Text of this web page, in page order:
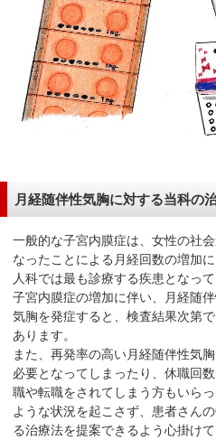
月経随伴性気胸に対する当科の
一般的な子宮内膜症は、女性の社
なったことによる月経回数の増加
人科では最も診療する疾患となって
子宮内膜症の増加に伴い、月経随
気胸を発症すると、検査結果次第
あります。
また、再発率の高い月経随伴性気
必要となってしまったり、休職回
職や転職をされてしまう方もいら
ような状況を起こさず、患者さん
る治療法を提案できるよう心掛けて